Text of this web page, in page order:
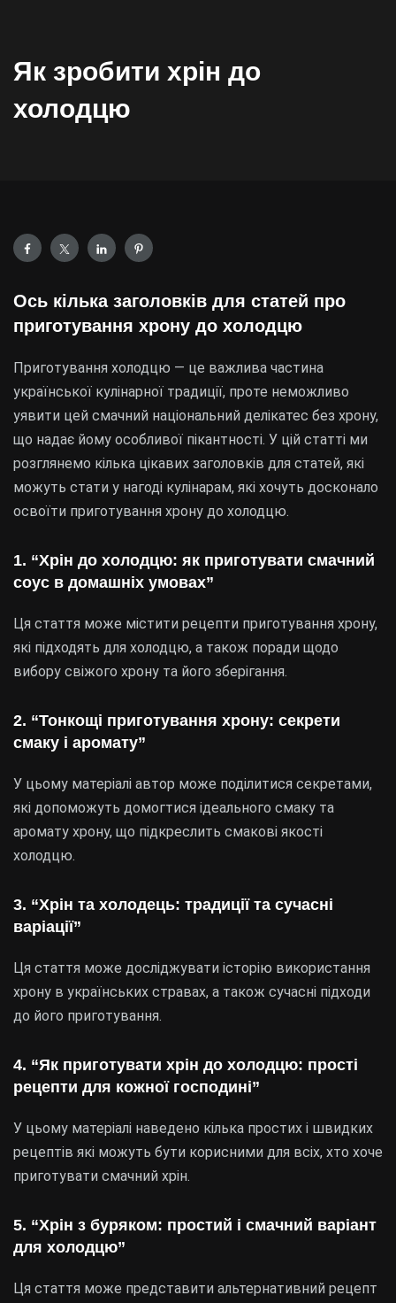
Як зробити хрін до
холодцю
Ось кілька заголовків для статей про
приготування хрону до холодцю
Приготування холодцю — це важлива частина
української кулінарної традиції, проте неможливо
уявити цей смачний національний делікатес без хрону,
що надає йому особливої пікантності. У цій статті ми
розглянемо кілька цікавих заголовків для статей, які
можуть стати у нагоді кулінарам, які хочуть досконало
освоїти приготування хрону до холодцю.
1. “Хрін до холодцю: як приготувати смачний
соус в домашніх умовах”
Ця стаття може містити рецепти приготування хрону,
які підходять для холодцю, а також поради щодо
вибору свіжого хрону та його зберігання.
2. “Тонкощі приготування хрону: секрети
смаку і аромату”
У цьому матеріалі автор може поділитися секретами,
які допоможуть домогтися ідеального смаку та
аромату хрону, що підкреслить смакові якості
холодцю.
3. “Хрін та холодець: традиції та сучасні
варіації”
Ця стаття може досліджувати історію використання
хрону в українських стравах, а також сучасні підходи
до його приготування.
4. “Як приготувати хрін до холодцю: прості
рецепти для кожної господині”
У цьому матеріалі наведено кілька простих і швидких
рецептів які можуть бути корисними для всіх, хто хоче
приготувати смачний хрін.
5. “Хрін з буряком: простий і смачний варіант
для холодцю”
Ця стаття може представити альтернативний рецепт